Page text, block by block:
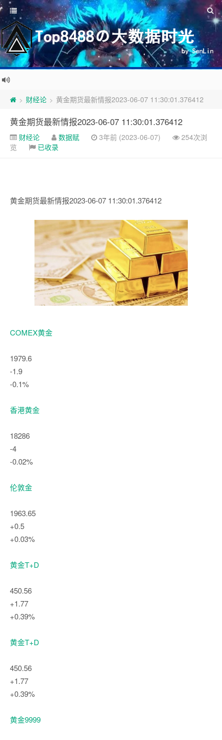
> 财经论 > 黄金期货最新情报2023-06-07 11:30:01.376412
黄金期货最新情报2023-06-07 11:30:01.376412
财经论 数据赋 3年前 (2023-06-07)
254次浏
览
已收录
黄金期货最新情报2023-06-07 11:30:01.376412
COMEX黄金
1979.6
-1.9
-0.1%
香港黄金
18286
-4
-0.02%
伦敦金
1963.65
+0.5
+0.03%
黄金T+D
450.56
+1.77
+0.39%
黄金T+D
450.56
+1.77
+0.39%
黄金9999